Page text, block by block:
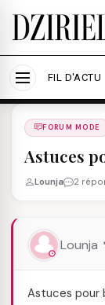
Nous
expérience
FIL D'ACTU
Forums
FORUM MODE
Astuces
Lounja 2
Lounja
Astuces pour